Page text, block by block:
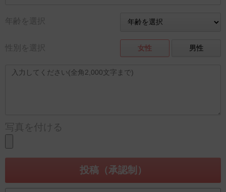
年齢を選択
性別を選択 女性 男性
写真を付ける